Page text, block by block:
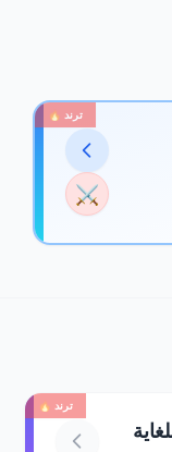
ترند 🔥
⚔️
ترند 🔥